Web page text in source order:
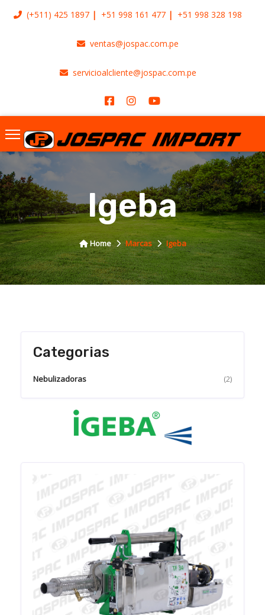
(+511) 425 1897 +51 998 161 477 +51 998 328 198
ventas@jospac.com.pe
servicioalcliente@jospac.com.pe
Igeba
Home Marcas Igeba
Categorias
Nebulizadoras (2)